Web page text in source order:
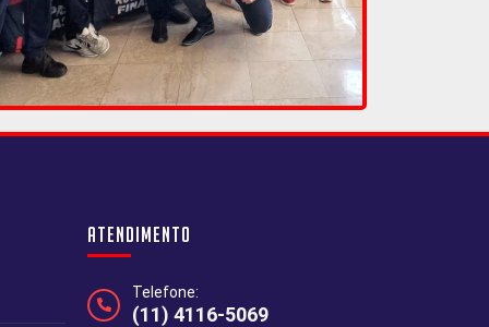
Atendimento
Telefone:
(11) 4116-5069